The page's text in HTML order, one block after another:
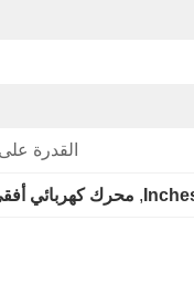
القدرة
, محرك كهربائي